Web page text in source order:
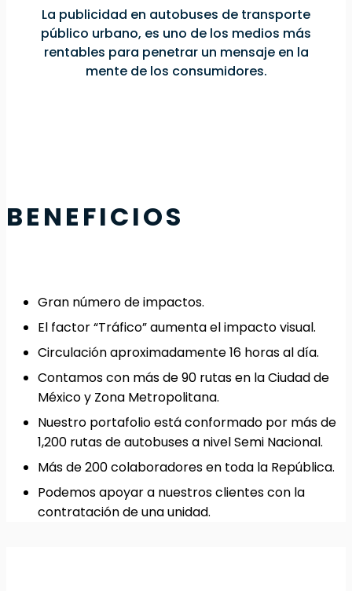
La publicidad en autobuses de transporte
público urbano, es uno de los medios más
rentables para penetrar un mensaje en la
mente de los consumidores.
BENEFICIOS
Gran número de impactos.
El factor “Tráfico” aumenta el impacto visual.
Circulación aproximadamente 16 horas al día.
Contamos con más de 90 rutas en la Ciudad de
México y Zona Metropolitana.
Nuestro portafolio está conformado por más de
1,200 rutas de autobuses a nivel Semi Nacional.
Más de 200 colaboradores en toda la República.
Podemos apoyar a nuestros clientes con la
contratación de una unidad.